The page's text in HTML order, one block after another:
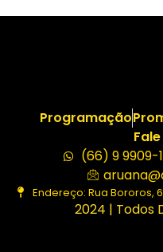
Programação
(66) 9 9909-
Endereço: Rua Bororos,
2024 | Todos